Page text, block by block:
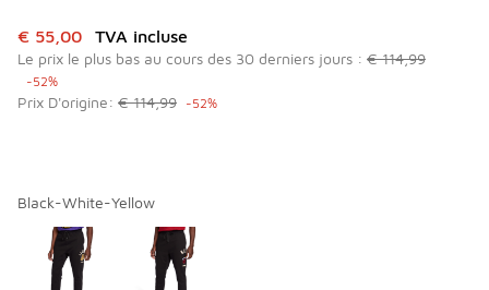
Cet article est en promotion. Prix en baisse de à € 55,00
€ 55,00 TVA incluse
Le prix le plus bas au cours des 30 derniers jours : € 114,99
-52%
Prix D'origine: € 114,99 -52%
Black-White-Yellow
Page 1 sur 1 affichant 1 à 2 des 2 couleurs.
Merci de sélectionner un style